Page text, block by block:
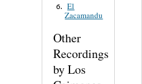
6. El
Zacamandu
Other
Recordings
by Los